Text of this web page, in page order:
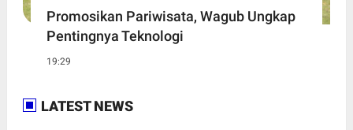
Promosikan Pariwisata, Wagub Ungkap
Pentingnya Teknologi
19:29
LATEST NEWS